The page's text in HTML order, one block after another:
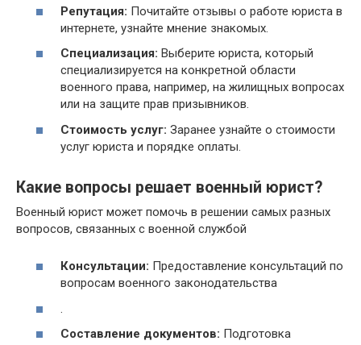
Репутация: Почитайте отзывы о работе юриста в
интернете, узнайте мнение знакомых.
Специализация: Выберите юриста, который
специализируется на конкретной области
военного права, например, на жилищных вопросах
или на защите прав призывников.
Стоимость услуг: Заранее узнайте о стоимости
услуг юриста и порядке оплаты.
Какие вопросы решает военный юрист?
Военный юрист может помочь в решении самых разных
вопросов, связанных с военной службой
Консультации: Предоставление консультаций по
вопросам военного законодательства
Составление документов: Подготовка